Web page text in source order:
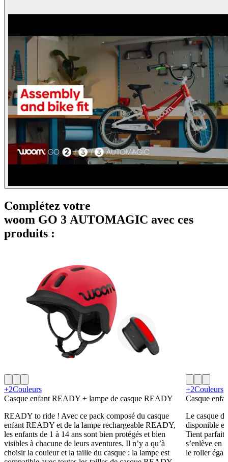
Complétez votre
woom GO 3 AUTOMAGIC avec ces
produits :
+2Couleurs
Casque enfant READY + lampe de casque READY
READY to ride ! Avec ce pack composé du casque
enfant READY et de la lampe rechargeable READY,
les enfants de 1 à 14 ans sont bien protégés et bien
visibles à chacune de leurs aventures. Il n’y a qu’à
choisir la couleur et la taille du casque : la lampe est
+2Couleurs
Casque
Le casque
disponible
Tient
s’enlève en
le roller